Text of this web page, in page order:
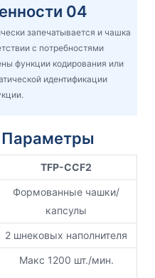
04
запечатывается и чашка
с потребностями
функции кодирования или
идентификации
Параметры
TFP-CCF2
Формованные чашки/
капсулы
2 шнековых наполнителя
Макс 1200 шт./мин.